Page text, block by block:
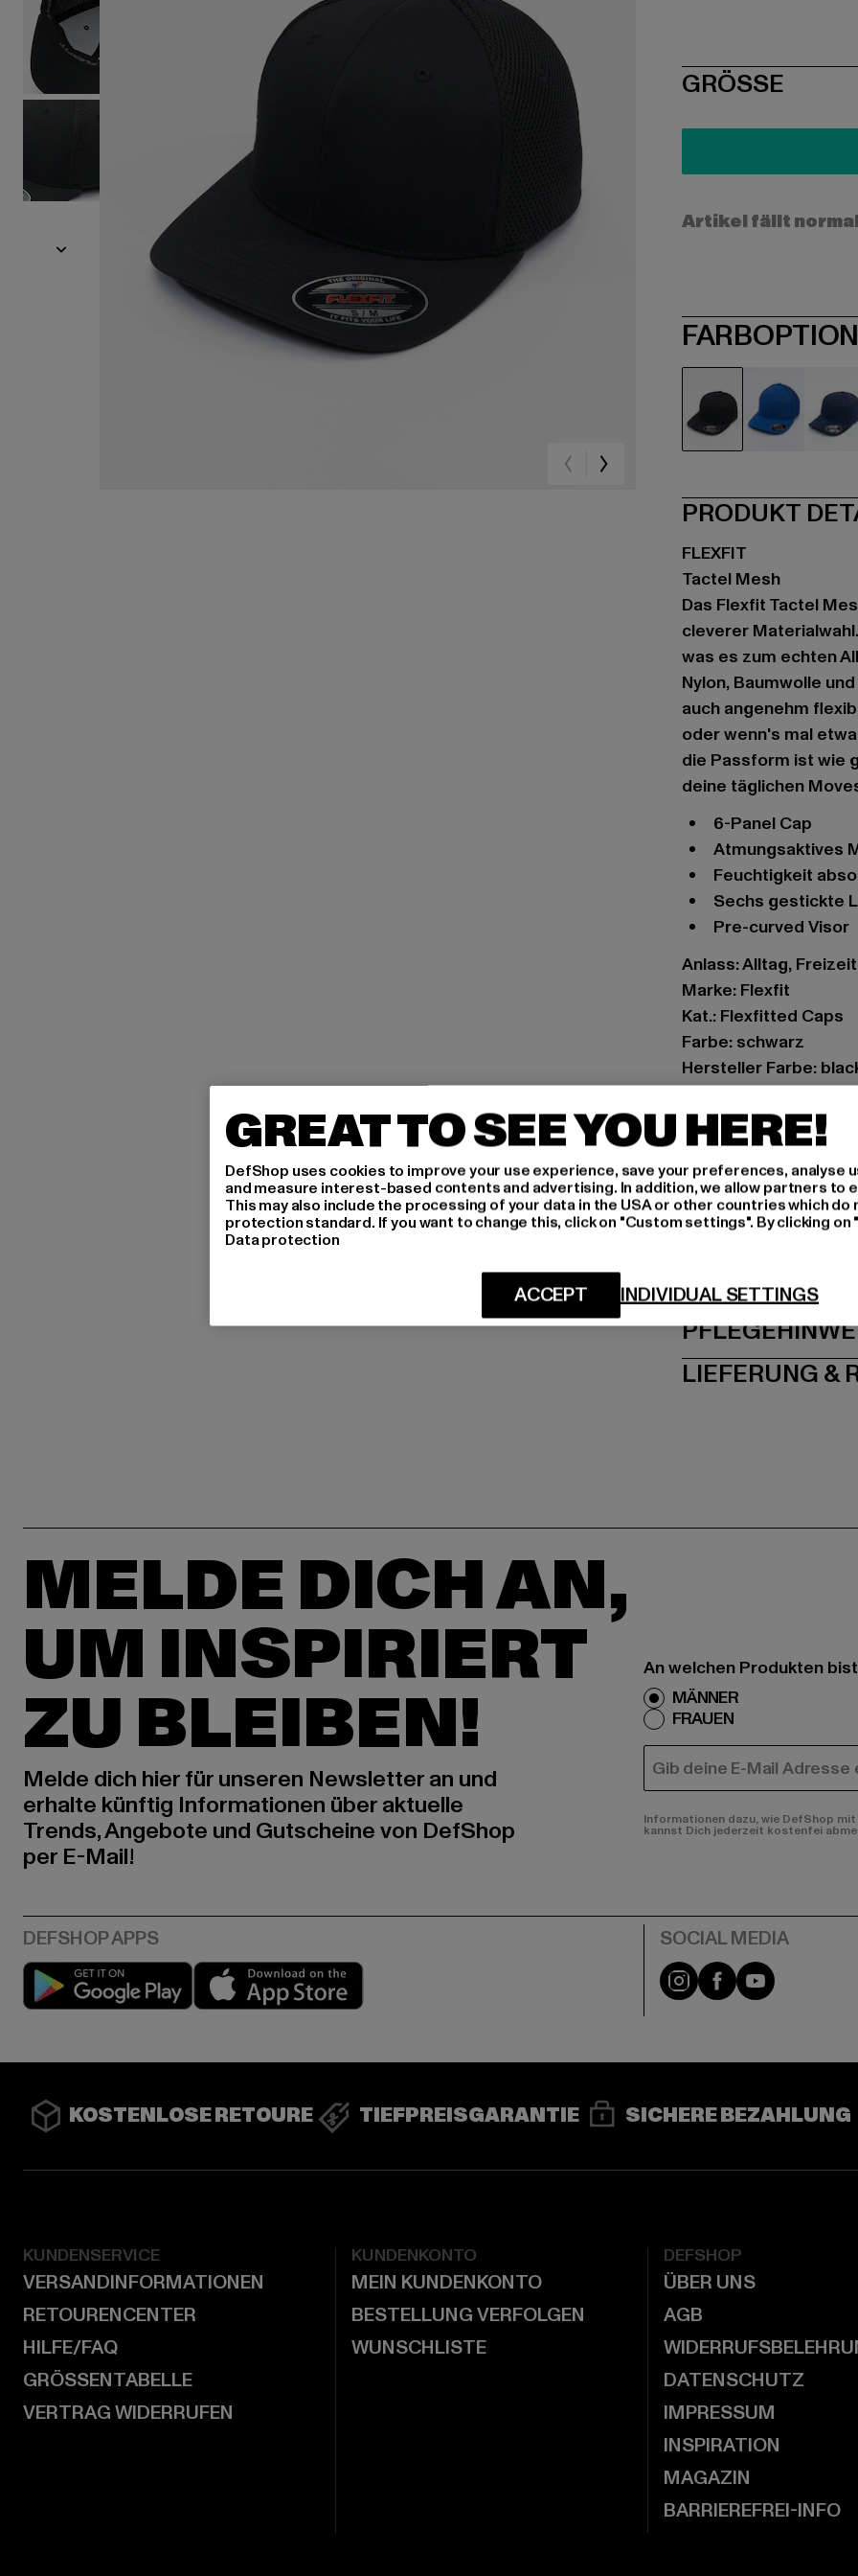
SIZE
GRÖSSE
Artikel fällt
PRODUKT
FLEXFIT
Tactel Mesh
Das Flexfit Tactel
cleverer
was es zum echten
Nylon, Baumwolle
auch angenehm
oder wenn's mal
die Passform ist wie
deine täglichen
6-Panel Cap
atmungsaktives
Feuchtigkeit
sechs gestickte
pre-curved Visor
Anlass: Alltag, Freizeit
Marke: Flexfit
Kat.: Flexfitted Caps
Farbe: schwarz
Hersteller Farbe:
7% Elasthan
Art.Nr: 6533-00007
Hersteller: TB
Dr.-Robert-Murjahn-
GRÖSSE
LIEFERUNG &
MELDE DICH AN,
UM INSPIRIERT
ZU BLEIBEN!
Melde dich hier für unseren Newsletter an und
erhalte künftig Informationen über aktuelle
Trends, Angebote und Gutscheine von DefShop
per E-Mail!
An welchen Produkten
MÄNNER
FRAUEN
E-MAIL
Informationen dazu, wie DefShop
kannst Dich jederzeit kostenfei
Play market Instagram
FacebookYouTube
KOSTENLOSE RETOURE TIEFPREISGARANTIE SICHERE BEZAHLUNG
KUNDENSERVICE
VERSANDINFORMATIONEN
RETOURENCENTER
HILFE/FAQ
GRÖSSENTABELLE
VERTRAG WIDERRUFEN
KUNDENKONTO
MEIN KUNDENKONTO
BESTELLUNG VERFOLGEN
WUNSCHLISTE
DEFSHOP
ÜBER UNS
AGB
DATENSCHUTZ
IMPRESSUM
INSPIRATION
MAGAZIN
BARRIEREFREI-INFO
GREAT TO SEE YOU HERE!
DefShop uses cookies to improve your use experience, save your preferences, analyse
and measure interest-based contents and advertising. In addition, we allow partners to
This may also include the processing of your data in the USA or other countries which do
protection standard. If you want to change this, click on "Custom settings". By clicking
Data protection
INDIVIDUAL SETTINGS
ACCEPT